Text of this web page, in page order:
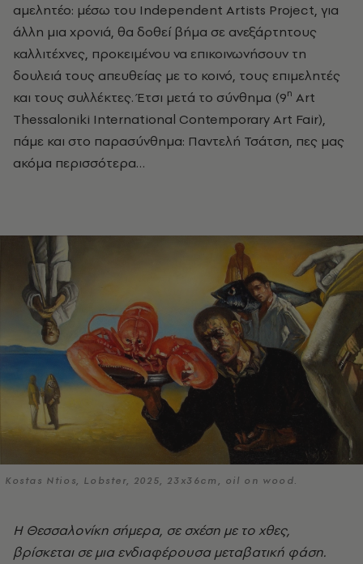
αμελητέο: μέσω του Independent Artists Project, για
άλλη μια χρονιά, θα δοθεί βήμα σε ανεξάρτητους
καλλιτέχνες, προκειμένου να επικοινωνήσουν τη
δουλειά τους απευθείας με το κοινό, τους επιμελητές
και τους συλλέκτες. Έτσι μετά το σύνθημα (9η Art
Thessaloniki International Contemporary Art Fair),
πάμε και στο παρασύνθημα: Παντελή Τσάτση, πες μας
ακόμα περισσότερα…
Kostas Ntios, Lobster, 2025, 23x36cm, oil on wood.
Η Θεσσαλονίκη σήμερα, σε σχέση με το χθες,
βρίσκεται σε μια ενδιαφέρουσα μεταβατική φάση.